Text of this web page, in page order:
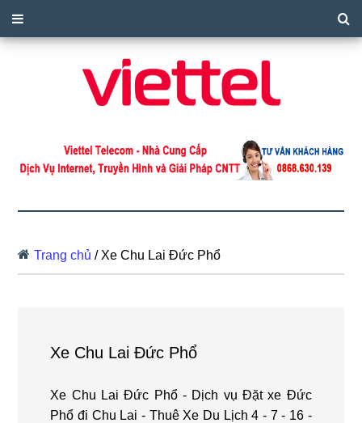
Trang chủ / Xe Chu Lai Đức Phổ
Xe Chu Lai Đức Phổ
Xe Chu Lai Đức Phổ - Dịch vụ Đặt xe Đức
Phổ đi Chu Lai - Thuê Xe Du Lịch 4 - 7 - 16 -